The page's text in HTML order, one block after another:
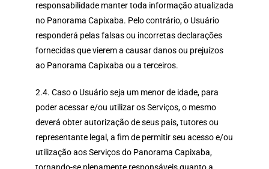
responsabilidade manter toda informação atualizada
no Panorama Capixaba. Pelo contrário, o Usuário
responderá pelas falsas ou incorretas declarações
fornecidas que vierem a causar danos ou prejuízos
ao Panorama Capixaba ou a terceiros.
2.4. Caso o Usuário seja um menor de idade, para
poder acessar e/ou utilizar os Serviços, o mesmo
deverá obter autorização de seus pais, tutores ou
representante legal, a fim de permitir seu acesso e/ou
utilização aos Serviços do Panorama Capixaba,